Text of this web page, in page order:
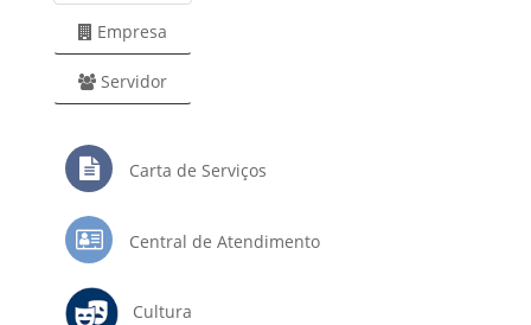
Empresa
Servidor
Carta de Serviços
Central de Atendimento
Cultura